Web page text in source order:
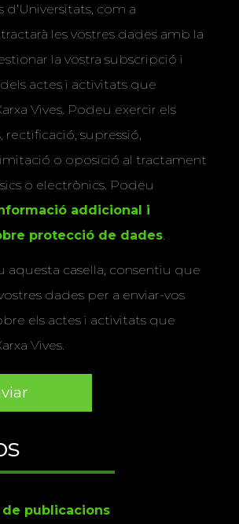
d’Universitats, com a
les vostres dades amb la
la vostra subscripció i
actes i activitats que
Vives. Podeu exercir els
rectificació, supressió,
o oposició al tractament
o electrònics. Podeu
addicional i
protecció de dades
aquesta casella, consentiu que
dades per a enviar-vos
els actes i activitats que
Vives.
de publicacions